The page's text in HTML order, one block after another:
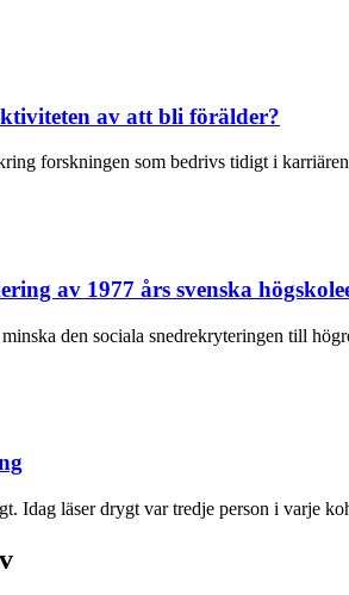
av att bli förälder?
forskningen som bedrivs tidigt i
av 1977 års svenska
den sociala snedrekryteringen till
Idag läser drygt var tredje person i varje